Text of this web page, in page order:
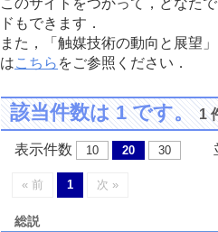
このサイトをつかって，どなた
ドもできます．
また，「触媒技術の動向と展望
はこちら をご参照ください．
該当件数は 1 です。1
表示件数 10 20 30 並
« 前 1 次 »
総説